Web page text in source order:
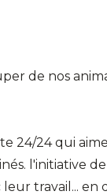
de nos
24/24 qui
l'initiative
travail... en